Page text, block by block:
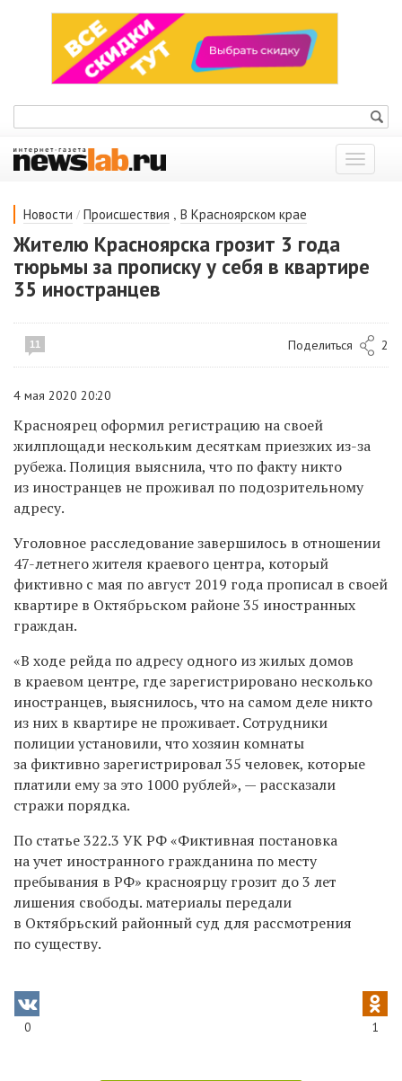
Показать
меню
Новости / Происшествия , В Красноярском крае
Жителю Красноярска грозит 3 года
тюрьмы за прописку у себя в квартире
35 иностранцев
11 Поделиться 2
4 мая 2020 20:20
Красноярец оформил регистрацию на своей
жилплощади нескольким десяткам приезжих из-за
рубежа. Полиция выяснила, что по факту никто
из иностранцев не проживал по подозрительному
адресу.
Уголовное расследование завершилось в отношении
47-летнего жителя краевого центра, который
фиктивно с мая по август 2019 года прописал в своей
квартире в Октябрьском районе35 иностранных
граждан.
«В ходе рейда по адресу одного из жилых домов
в краевом центре, где зарегистрировано несколько
иностранцев, выяснилось, что на самом деле никто
из них в квартире не проживает. Сотрудники
полиции установили, что хозяин комнаты
за фиктивно зарегистрировал 35 человек, которые
платили ему за это 1000 рублей», — рассказали
стражи порядка.
По статье 322.3 УК РФ «Фиктивная постановка
на учет иностранного гражданина по месту
пребывания в РФ» красноярцу грозит до 3 лет
лишения свободы. материалы передали
в Октябрьский районный суд для рассмотрения
по существу.
0 1